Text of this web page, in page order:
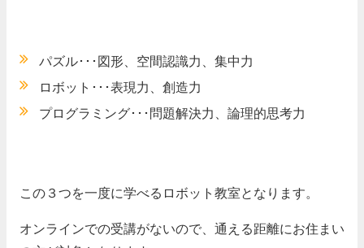
パズル･･･図形、空間認識力、集中力
ロボット･･･表現力、創造力
プログラミング･･･問題解決力、論理的思考力
この３つを一度に学べるロボット教室となります。
オンラインでの受講がないので、通える距離にお住まい